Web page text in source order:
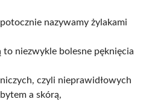
nazywamy żylakami
to niezwykle bolesne pęknięcia
czyli nieprawidłowych
a skórą,